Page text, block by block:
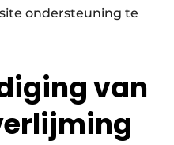
ondersteuning te
van